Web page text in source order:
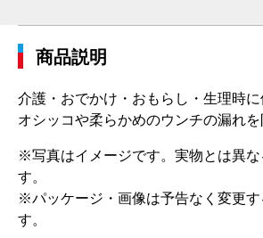
商品説明
介護・おでかけ・おもらし・生理時に
オシッコや柔らかめのウンチの漏れを
※写真はイメージです。実物とは異な
す。
※パッケージ・画像は予告なく変更す
す。